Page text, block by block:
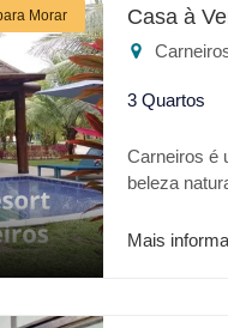
Morar Casa à
3 Quartos
Carneiros é
beleza
todo
Mais